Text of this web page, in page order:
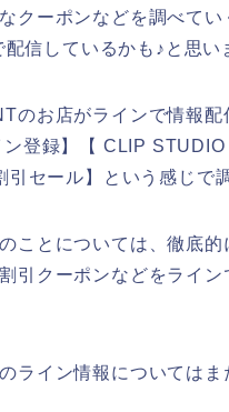
クーポンなどを調べて
信しているかも♪と思い
のお店がラインで情報配
登録】【 CLIP
セール】という感じで
ことについては、徹底的
引クーポンなどをライン
ライン情報についてはま